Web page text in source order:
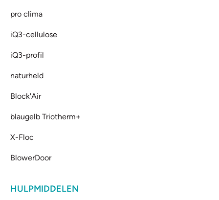
pro clima
iQ3-cellulose
iQ3-profil
naturheld
Block'Air
blaugelb Triotherm+
X-Floc
BlowerDoor
HULPMIDDELEN